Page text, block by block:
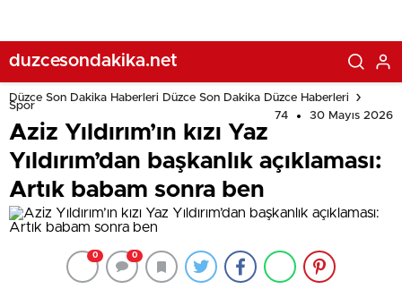
duzcesondakika.net
Düzce Son Dakika Haberleri Düzce Son Dakika Düzce Haberleri
Spor
74
30 Mayıs 2026
Aziz Yıldırım’ın kızı Yaz
Yıldırım’dan başkanlık açıklaması:
Artık babam sonra ben
0 0